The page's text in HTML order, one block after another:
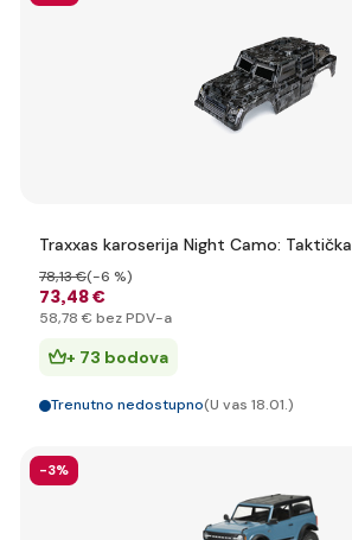
Traxxas karoserija Night Camo: Taktička
73,48 €
78,13 €(-6 %)
58,78 € bez PDV-a
+ 73 bodova
Trenutno nedostupno(U vas 18.01.)
-3%